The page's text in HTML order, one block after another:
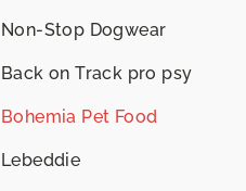
Non-Stop Dogwear
Back on Track pro psy
Bohemia Pet Food
Lebeddie